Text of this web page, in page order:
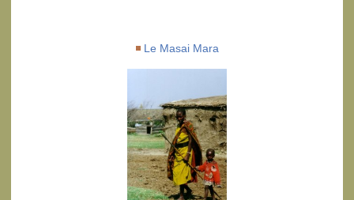
Le Masai Mara